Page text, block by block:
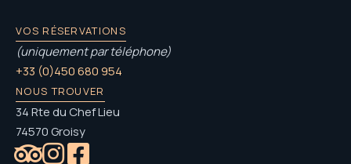
VOS RÉSERVATIONS
(uniquement par téléphone)
+33 (0)450 680 954
NOUS TROUVER
34 Rte du Chef Lieu
74570 Groisy